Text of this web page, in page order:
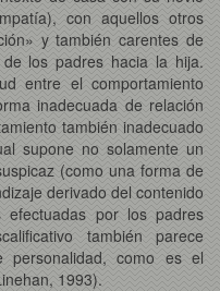
con aquellos otros
y también carentes de
los padres hacia la hija.
entre el comportamiento
inadecuada de relación
también inadecuado
supone no solamente un
(como una forma de
derivado del contenido
efectuadas por los padres
también parece
personalidad, como es el
1993).